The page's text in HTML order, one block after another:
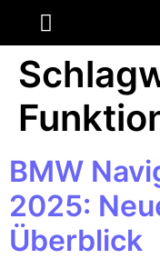
BMW
2025:
Überblick